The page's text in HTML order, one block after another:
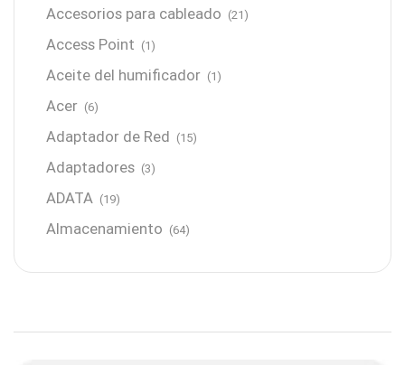
Accesorios para cableado (21)
Access Point (1)
Aceite del humificador (1)
Acer (6)
Adaptador de Red (15)
Adaptadores (3)
ADATA (19)
Almacenamiento (64)